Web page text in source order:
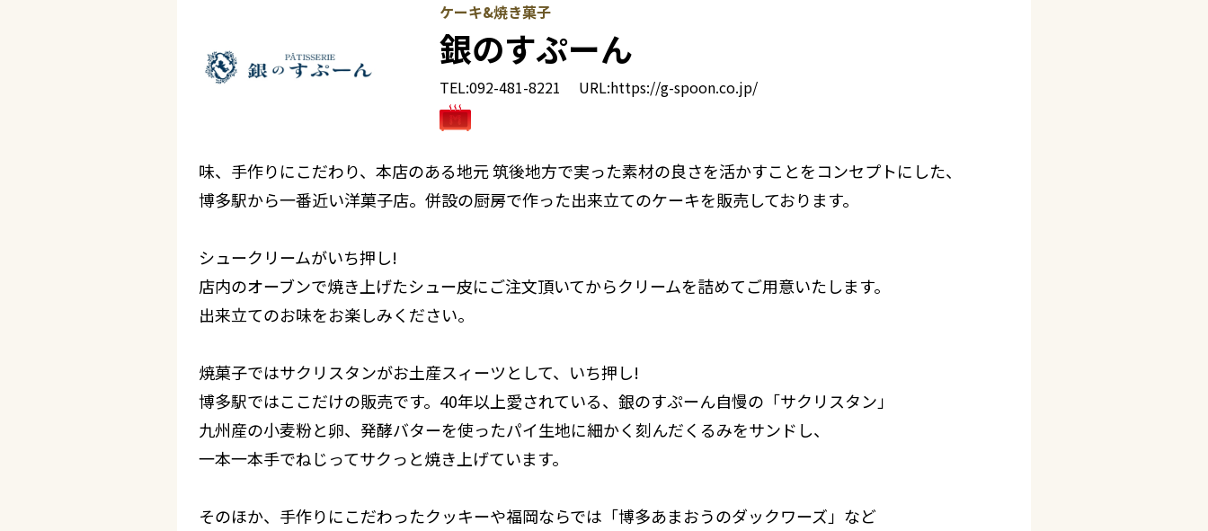
ケーキ&焼き菓子
銀のすぷーん
TEL:092-481-8221 URL:https://g-spoon.co.jp/
味、手作りにこだわり、本店のある地元 筑後地方で実った素材の良さを活かすことをコンセプトにした、
博多駅から一番近い洋菓子店。併設の厨房で作った出来立てのケーキを販売しております。
シュークリームがいち押し!
店内のオーブンで焼き上げたシュー皮にご注文頂いてからクリームを詰めてご用意いたします。
出来立てのお味をお楽しみください。
焼菓子ではサクリスタンがお土産スィーツとして、いち押し!
博多駅ではここだけの販売です。40年以上愛されている、銀のすぷーん自慢の「サクリスタン」
九州産の小麦粉と卵、発酵バターを使ったパイ生地に細かく刻んだくるみをサンドし、
一本一本手でねじってサクっと焼き上げています。
そのほか、手作りにこだわったクッキーや福岡ならでは「博多あまおうのダックワーズ」など